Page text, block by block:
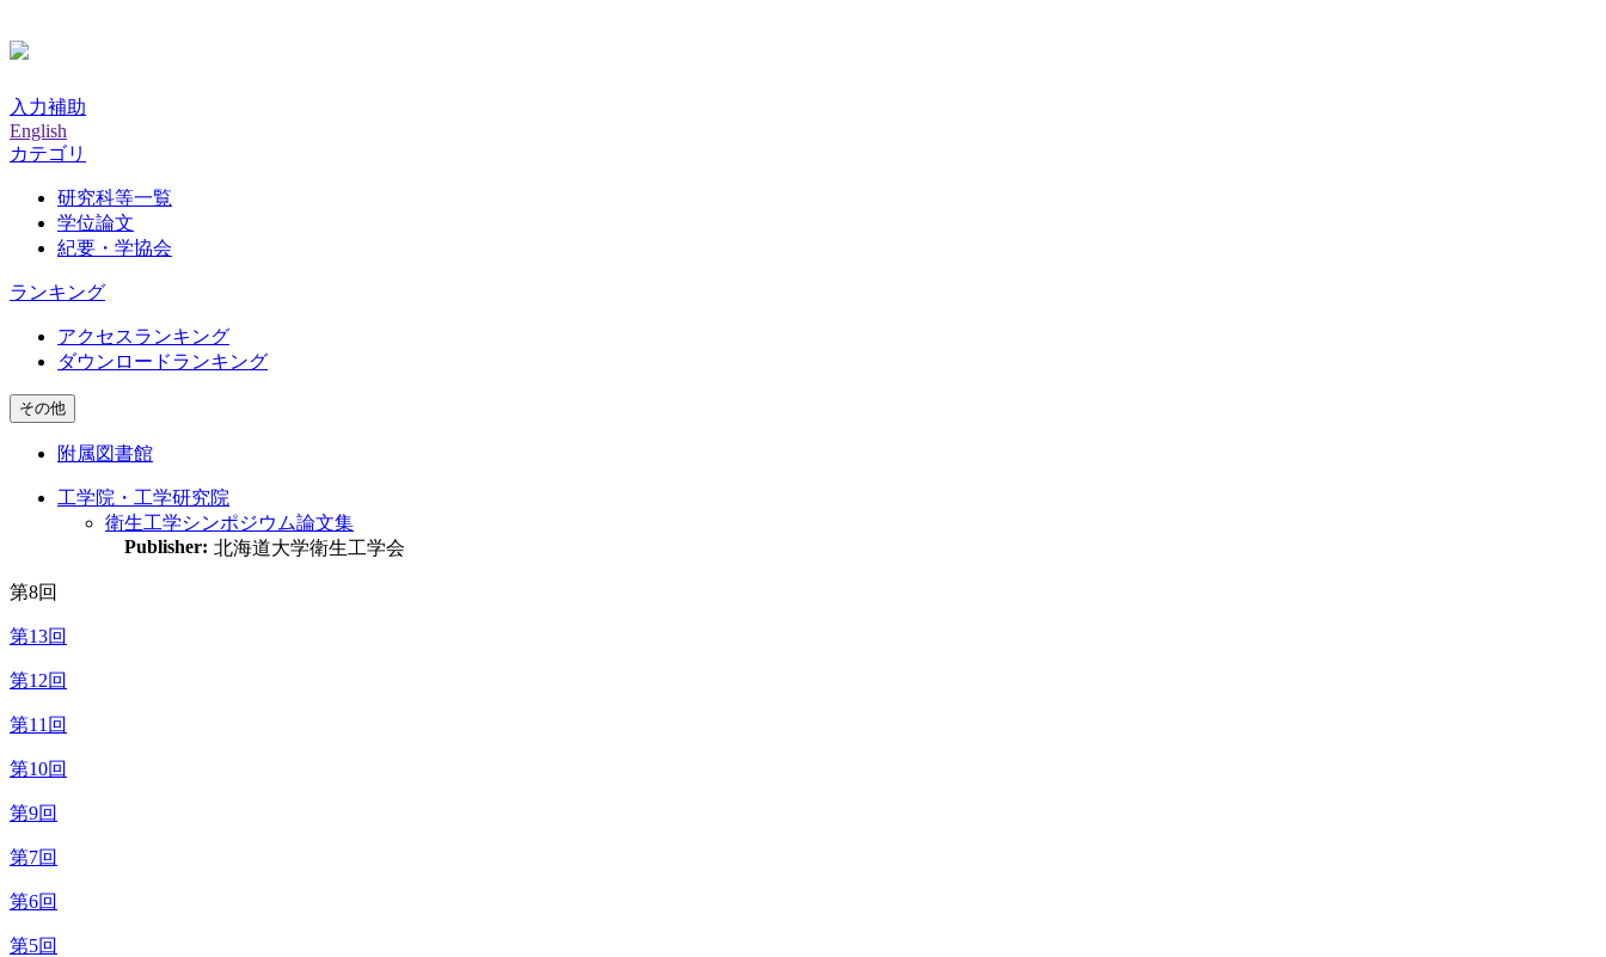
入力補助
English
カテゴリ
研究科等一覧
学位論文
紀要・学協会
ランキング
アクセスランキング
ダウンロードランキング
その他
附属図書館
工学院・工学研究院
衛生工学シンポジウム論文集
Publisher: 北海道大学衛生工学会
第8回
第13回
第12回
第11回
第10回
第9回
第7回
第6回
第5回